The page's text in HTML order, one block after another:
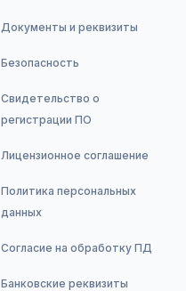
Документы и реквизиты
Безопасность
Свидетельство о
регистрации ПО
Лицензионное соглашение
Политика персональных
данных
Согласие на обработку ПД
Банковские реквизиты